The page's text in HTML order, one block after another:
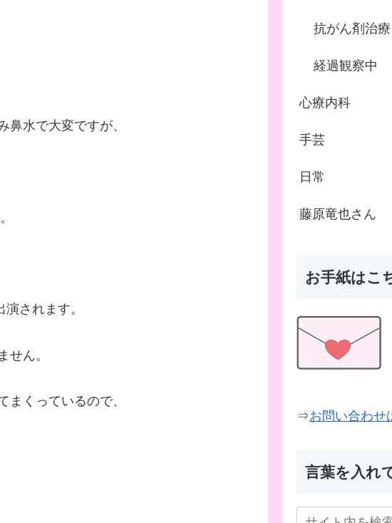
水で大変ですが、
されます。
せん。
くっているので、
抗がん剤治療
経過観察中
心療内科
手芸
日常
藤原竜也さん
お手紙はこ
⇒お問い合わせ
言葉を入れ